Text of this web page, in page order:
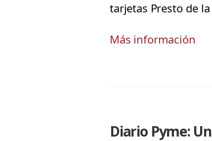
tarjetas Presto de
Más información
Diario Pyme: